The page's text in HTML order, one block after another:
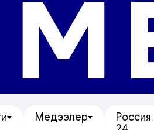
Медээлер
Россия